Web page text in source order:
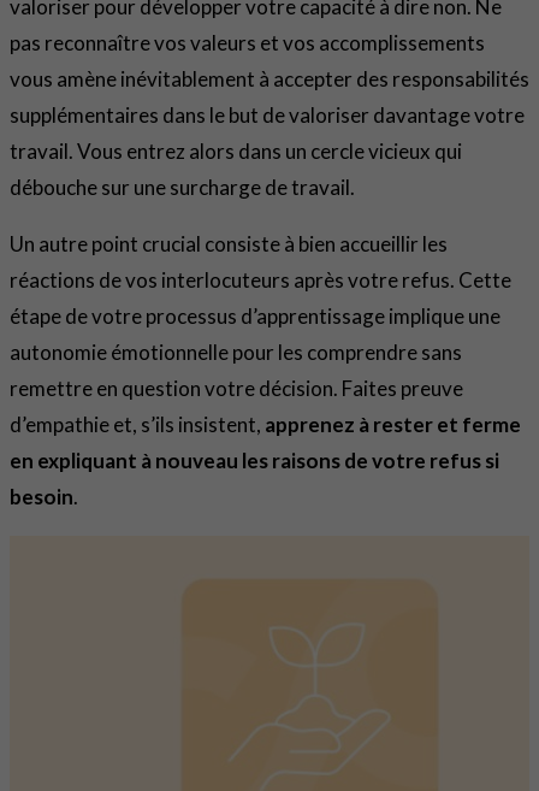
valoriser pour développer votre capacité à dire non. Ne
pas reconnaître vos valeurs et vos accomplissements
vous amène inévitablement à accepter des responsabilités
supplémentaires dans le but de valoriser davantage votre
travail. Vous entrez alors dans un cercle vicieux qui
débouche sur une surcharge de travail.
Un autre point crucial consiste à bien accueillir les
réactions de vos interlocuteurs après votre refus. Cette
étape de votre processus d’apprentissage implique une
autonomie émotionnelle pour les comprendre sans
remettre en question votre décision. Faites preuve
d’empathie et, s’ils insistent, apprenez à rester et ferme
en expliquant à nouveau les raisons de votre refus si
besoin.